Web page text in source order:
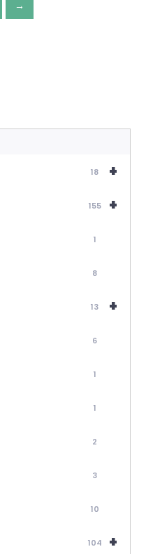
→
+
18
+
155
1
8
+
13
6
1
1
2
3
10
+
104